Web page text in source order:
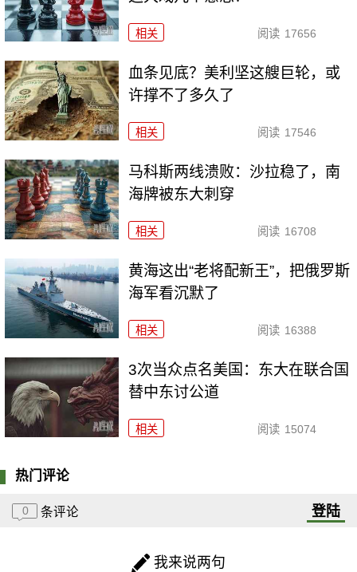
相关 阅读 17656
血条见底？美利坚这艘巨轮，或
许撑不了多久了
相关 阅读 17546
马科斯两线溃败：沙拉稳了，南
海牌被东大刺穿
相关 阅读 16708
黄海这出“老将配新王”，把俄罗斯
海军看沉默了
相关 阅读 16388
3次当众点名美国：东大在联合国
替中东讨公道
相关 阅读 15074
热门评论
0 条评论 登陆
我来说两句